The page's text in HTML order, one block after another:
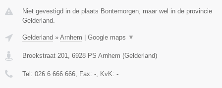
Niet gevestigd in de plaats Bontemorgen, maar wel in de provincie
Gelderland.
Gelderland » Arnhem Google maps ▼
Broekstraat 201, 6928 PS Arnhem (Gelderland)
Tel: 026 6 666 666, Fax: -, KvK: -